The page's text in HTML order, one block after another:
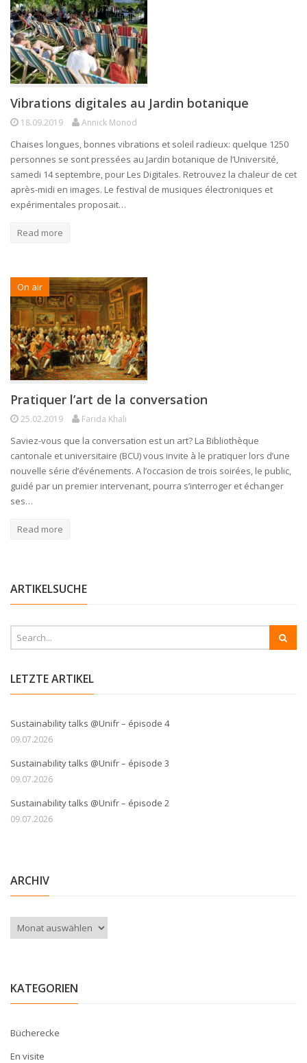
Vibrations digitales au Jardin botanique
18.09.2019 Annick Monod
Chaises longues, bonnes vibrations et soleil radieux: quelque 1250
personnes se sont pressées au Jardin botanique de l’Université,
samedi 14 septembre, pour Les Digitales. Retrouvez la chaleur de cet
après-midi en images. Le festival de musiques électroniques et
expérimentales proposait…
Read more
On air
Pratiquer l’art de la conversation
25.02.2019 Farida Khali
Saviez-vous que la conversation est un art? La Bibliothèque
cantonale et universitaire (BCU) vous invite à le pratiquer lors d’une
nouvelle série d’événements. A l’occasion de trois soirées, le public,
guidé par un premier intervenant, pourra s’interroger et échanger
ses…
Read more
ARTIKELSUCHE
LETZTE ARTIKEL
Sustainability talks @Unifr – épisode 4
09.07.2026
Sustainability talks @Unifr – épisode 3
09.07.2026
Sustainability talks @Unifr – épisode 2
09.07.2026
ARCHIV
Archiv
KATEGORIEN
Bücherecke
En visite